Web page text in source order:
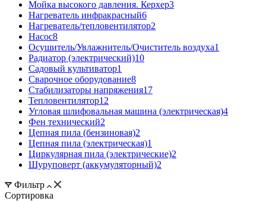
Мойка высокого давления. Керхер3
Нагреватель инфракрасный6
Нагреватель/тепловентилятор2
Насос8
Осушитель/Увлажнитель/Очиститель воздуха1
Радиатор (электрический)10
Садовый культиватор1
Сварочное оборудование8
Стабилизаторы напряжения17
Тепловентилятор12
Угловая шлифовальная машина (электрическая)4
Фен технический2
Цепная пила (бензиновая)2
Цепная пила (электрическая)1
Циркулярная пила (электрические)2
Шуруповерт (аккумуляторный)2
Фильтр
Сортировка